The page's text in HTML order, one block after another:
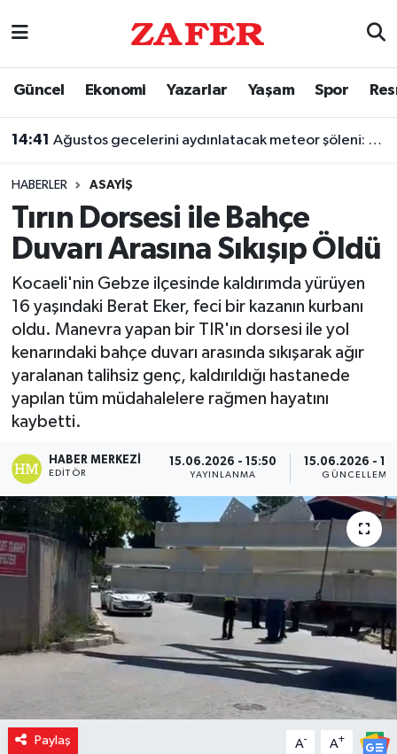
Güncel Ekonomi Yazarlar Yaşam Spor
14:41 Ağustos gecelerini aydınlatacak meteor şöleni: Perseidler sahneye çıkıyor
HABERLER ASAYIŞ
Tırın Dorsesi ile Bahçe
Duvarı Arasına Sıkışıp Öldü
Kocaeli'nin Gebze ilçesinde kaldırımda yürüyen
16 yaşındaki Berat Eker, feci bir kazanın kurbanı
oldu. Manevra yapan bir TIR'ın dorsesi ile yol
kenarındaki bahçe duvarı arasında sıkışarak ağır
yaralanan talihsiz genç, kaldırıldığı hastanede
yapılan tüm müdahalelere rağmen hayatını
kaybetti.
HABER MERKEZI
EDITÖR
15.06.2026 - 15:50
YAYINLANMA
15.06.2026 -
GÜNCELLEME
Paylaş A- A+
Nöbetçi Eczaneler
Trafik Durumu
Süper Lig Puan Durumu ve Fikstür
Tüm Manşetler
Son Dakika Haberleri
Haber Arşivi